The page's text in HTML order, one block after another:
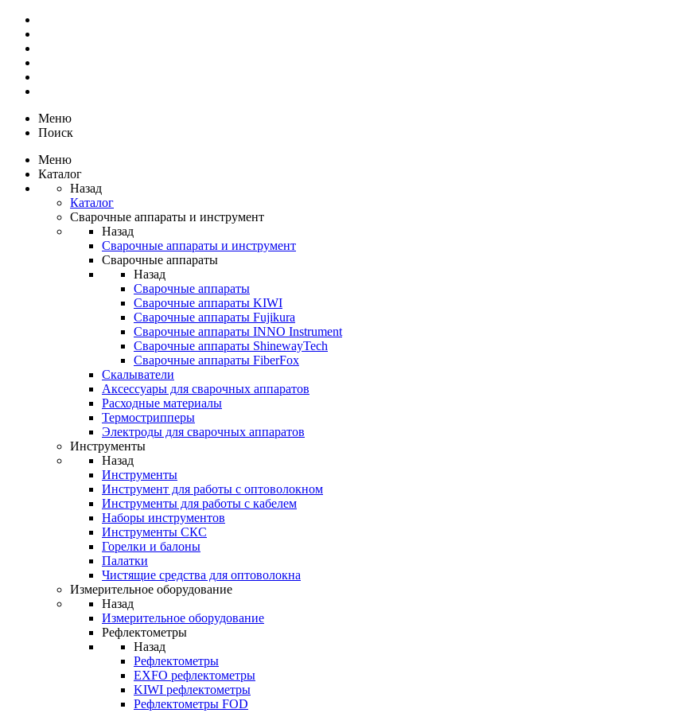
Меню
Поиск
Меню
Каталог
Назад
Каталог
Сварочные аппараты и инструмент
Назад
Сварочные аппараты и инструмент
Сварочные аппараты
Назад
Сварочные аппараты
Сварочные аппараты KIWI
Сварочные аппараты Fujikura
Сварочные аппараты INNO Instrument
Сварочные аппараты ShinewayTech
Cварочные аппараты FiberFox
Скалыватели
Аксессуары для сварочных аппаратов
Расходные материалы
Термострипперы
Электроды для сварочных аппаратов
Инструменты
Назад
Инструменты
Инструмент для работы с оптоволокном
Инструменты для работы с кабелем
Наборы инструментов
Инструменты СКС
Горелки и балоны
Палатки
Чистящие средства для оптоволокна
Измерительное оборудование
Назад
Измерительное оборудование
Рефлектометры
Назад
Рефлектометры
EXFO рефлектометры
KIWI рефлектометры
Рефлектометры FOD